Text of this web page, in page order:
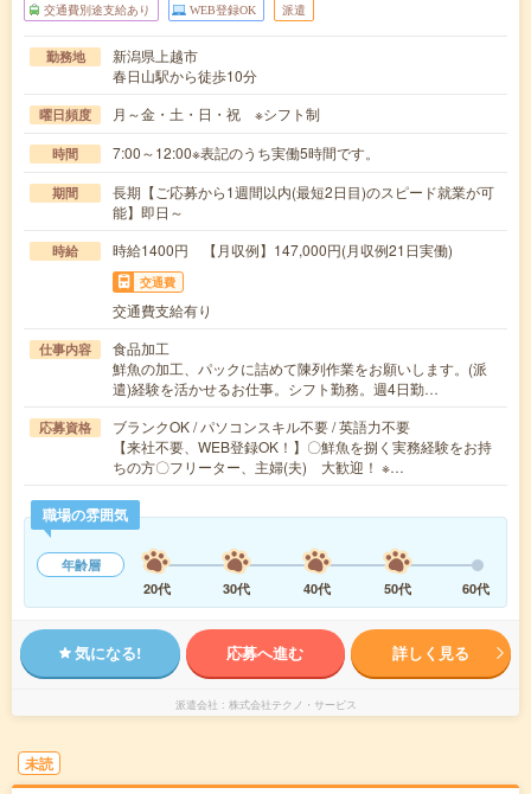
交通費別途支給あり WEB登録OK 派遣
勤務地
新潟県上越市
春日山駅から徒歩10分
曜日頻度 月～金・土・日・祝 ※シフト制
時間 7:00～12:00※表記のうち実働5時間です。
期間
長期【ご応募から1週間以内(最短2日目)のスピード就業が可
能】即日～
時給 時給1400円 【月収例】147,000円(月収例21日実働)
交通費
交通費支給有り
仕事内容
食品加工
鮮魚の加工、パックに詰めて陳列作業をお願いします。(派
遣)経験を活かせるお仕事。シフト勤務。週4日勤…
応募資格
ブランクOK / パソコンスキル不要 / 英語力不要
【来社不要、WEB登録OK！】〇鮮魚を捌く実務経験をお持
ちの方〇フリーター、主婦(夫) 大歓迎！ ※…
職場の雰囲気
年齢層
20代
30代 40代 50代 60代
気になる! 応募へ進む 詳しく見る
派遣会社 株式会社テクノ・サービス
未読